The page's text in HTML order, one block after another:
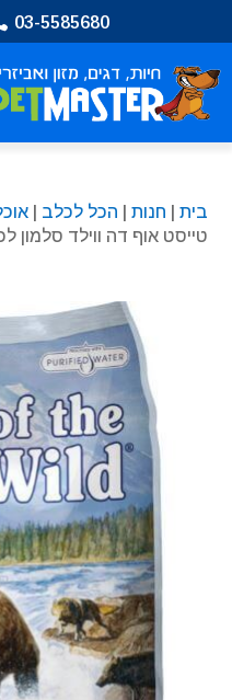
בְּאֲתָר
זֶה
מֻפְעֶלֶת
הַמְּסַיַּעַת
לִנְגִישׁוּת
03-5585680
בית חנות הכל לכלב |
טייסט אוף דה ווילד סלמון